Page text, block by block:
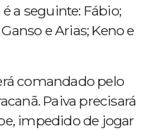
a seguinte: Fábio;
e Arias; Keno e
comandado pelo
Paiva precisará
impedido de jogar